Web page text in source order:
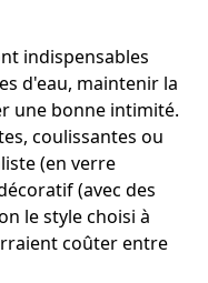
indispensables
d'eau, maintenir la
une bonne intimité.
coulissantes ou
(en verre
(avec des
le style choisi à
coûter entre